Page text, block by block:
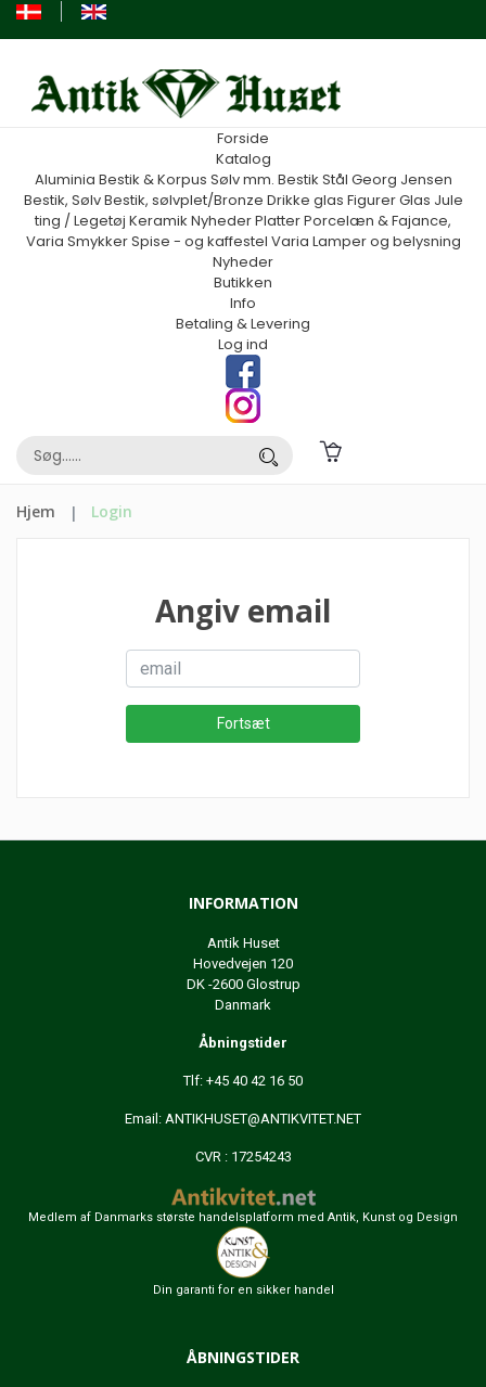
Forside
Katalog
Aluminia Bestik & Korpus Sølv mm. Bestik Stål Georg Jensen
Bestik, SølvBestik, sølvplet/Bronze Drikke glas FigurerGlas Jule
ting / Legetøj Keramik NyhederPlatterPorcelæn & Fajance,
Varia SmykkerSpise - og kaffestel Varia Lamper og belysning
Nyheder
Butikken
Info
Betaling & Levering
Log ind
Hjem Login
Angiv email
INFORMATION
Antik Huset
Hovedvejen 120
DK -2600 Glostrup
Danmark
Åbningstider
Tlf: +45 40 42 16 50
Email: ANTIKHUSET@ANTIKVITET.NET
CVR : 17254243
Medlem af Danmarks største handelsplatform med Antik, Kunst og Design
Din garanti for en sikker handel
ÅBNINGSTIDER